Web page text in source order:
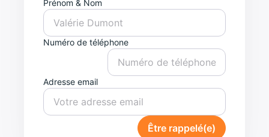
Prénom & Nom
Numéro de téléphone
Adresse email
Être rappelé(e)